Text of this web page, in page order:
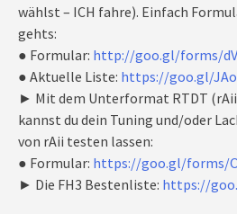
wählst – ICH fahre). Einfach
gehts:
● Formular: http://goo.gl/forms/
● Aktuelle Liste: https://goo.gl/
► Mit dem Unterformat RTDT
kannst du dein Tuning und/oder
von rAii testen lassen:
● Formular: https://goo.gl/forms/
► Die FH3 Bestenliste: https://